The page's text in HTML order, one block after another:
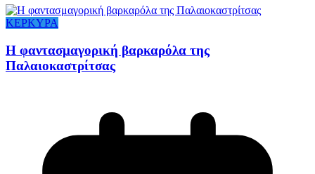
ΚΕΡΚΥΡΑ
Η φαντασμαγορική βαρκαρόλα της
Παλαιοκαστρίτσας